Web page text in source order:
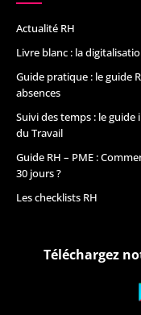
Actualité RH
Livre blanc : la
Guide pratique : le guide
absences
Suivi des temps : le
du Travail
Guide RH – PME :
30 jours ?
Les checklists RH
Téléchargez